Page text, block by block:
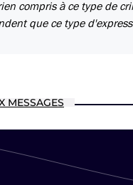
compris à ce type de
que ce type
MESSAGES